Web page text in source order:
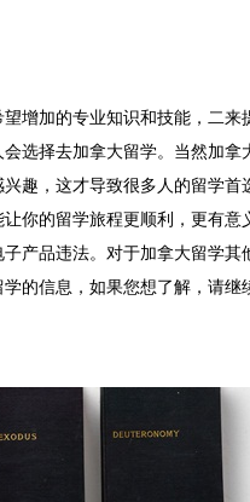
加的专业知识和技能，二来
选择去加拿大留学。当然加
趣，这才导致很多人的留学
你的留学旅程更顺利，更有
产品违法。对于加拿大留学其
的信息，如果您想了解，请继